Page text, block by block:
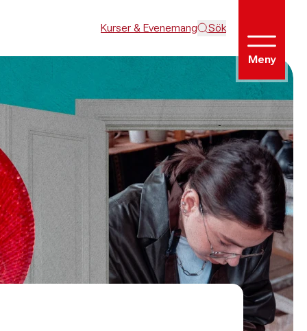
Kurser & Evenemang Sök
Meny